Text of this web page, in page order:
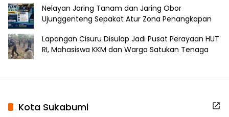
Nelayan Jaring Tanam dan Jaring Obor
Ujunggenteng Sepakat Atur Zona Penangkapan
Lapangan Cisuru Disulap Jadi Pusat Perayaan HUT
RI, Mahasiswa KKM dan Warga Satukan Tenaga
Kota Sukabumi